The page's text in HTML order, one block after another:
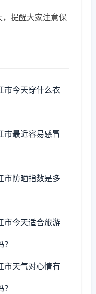
提醒大家注意保
市今天穿什么衣
市最近容易感冒
市防晒指数是多
市今天适合旅游
市天气对心情有